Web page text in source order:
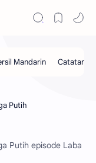
Putih
Putih episode Laba